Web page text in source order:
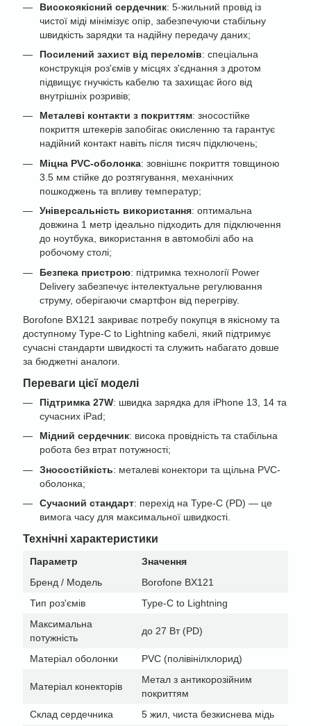
Високоякісний сердечник: 5-жильний провід із
чистої міді мінімізує опір, забезпечуючи стабільну
швидкість зарядки та надійну передачу даних;
Посилений захист від переломів: спеціальна
конструкція роз'ємів у місцях з'єднання з дротом
підвищує гнучкість кабелю та захищає його від
внутрішніх розривів;
Металеві контакти з покриттям: зносостійке
покриття штекерів запобігає окисленню та гарантує
надійний контакт навіть після тисяч підключень;
Міцна PVC-оболонка: зовнішнє покриття товщиною
3.5 мм стійке до розтягування, механічних
пошкоджень та впливу температур;
Універсальність використання: оптимальна
довжина 1 метр ідеально підходить для підключення
до ноутбука, використання в автомобілі або на
робочому столі;
Безпека пристрою: підтримка технології Power
Delivery забезпечує інтелектуальне регулювання
струму, оберігаючи смартфон від перегріву.
Borofone BX121 закриває потребу покупця в якісному та
доступному Type-C to Lightning кабелі, який підтримує
сучасні стандарти швидкості та служить набагато довше
за бюджетні аналоги.
Переваги цієї моделі
Підтримка 27W: швидка зарядка для iPhone 13, 14 та
сучасних iPad;
Мідний сердечник: висока провідність та стабільна
робота без втрат потужності;
Зносостійкість: металеві конектори та щільна PVC-
оболонка;
Сучасний стандарт: перехід на Type-C (PD) — це
вимога часу для максимальної швидкості.
Технічні характеристики
Параметр
Значення
Бренд / Модель
Borofone BX121
Тип роз'ємів
Type-C to Lightning
Максимальна
потужність
до 27 Вт (PD)
Матеріал оболонки PVC (полівінілхлорид)
Матеріал конекторів
Метал з антикорозійним
покриттям
Склад сердечника
5 жил, чиста безкиснева мідь